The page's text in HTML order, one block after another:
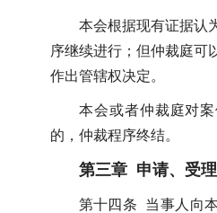
本会根据现有证据认
序继续进行；但仲裁庭可
作出管辖权决定。
本会或者仲裁庭对
的，仲裁程序终结。
第三章 申请、受
第十四条 当事人向